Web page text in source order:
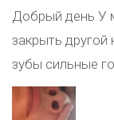
Добрый день У меня в носу красная шишка если
закрыть другой нос
зубы сильные